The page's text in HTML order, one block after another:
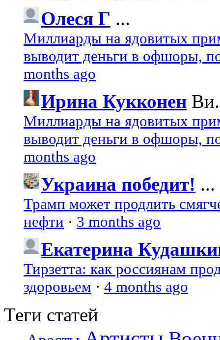
Олеся Г ...
Миллиарды на ядовитых
выводит деньги в офшоры,
months ago
Ирина Кукконен
Миллиарды на ядовитых
выводит деньги в офшоры,
months ago
Украина победит! ...
Трамп может продлить
нефти · 3 months ago
Екатерина
Тирзетта: как россиянам
здоровьем · 4 months ago
Теги статей